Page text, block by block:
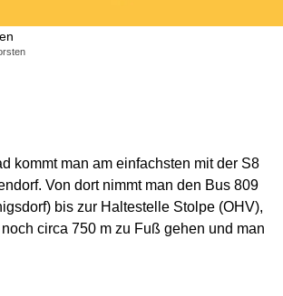
kommt man am einfachsten mit der S8
Von dort nimmt man den Bus 809
bis zur Haltestelle Stolpe (OHV),
circa 750 m zu Fuß gehen und man